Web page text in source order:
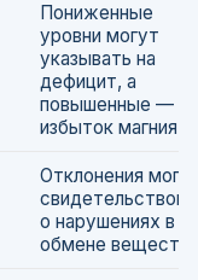
Пониженные
уровни могут
указывать на
дефицит, а
повышенные — на
избыток магния.
Отклонения
о нарушениях в
обмене веществ.